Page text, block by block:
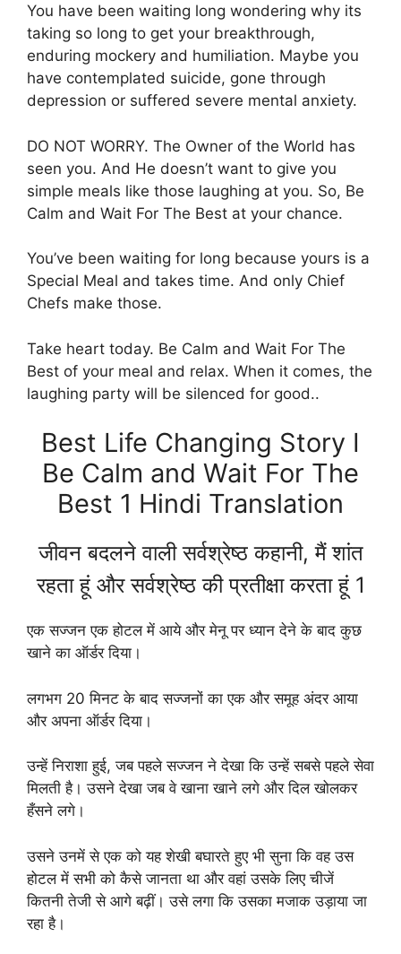
You have been waiting long wondering why its
taking so long to get your breakthrough,
enduring mockery and humiliation. Maybe you
have contemplated suicide, gone through
depression or suffered severe mental anxiety.
DO NOT WORRY. The Owner of the World has
seen you. And He doesn’t want to give you
simple meals like those laughing at you. So, Be
Calm and Wait For The Best at your chance.
You’ve been waiting for long because yours is a
Special Meal and takes time. And only Chief
Chefs make those.
Take heart today. Be Calm and Wait For The
Best of your meal and relax. When it comes, the
laughing party will be silenced for good..
Best Life Changing Story I
Be Calm and Wait For The
Best 1 Hindi Translation
जीवन बदलने वाली सर्वश्रेष्ठ कहानी, मैं शांत
रहता हूं और सर्वश्रेष्ठ की प्रतीक्षा करता हूं 1
एक सज्जन एक होटल में आये और मेनू पर ध्यान देने के बाद कुछ
खाने का ऑर्डर दिया।
लगभग 20 मिनट के बाद सज्जनों का एक और समूह अंदर आया
और अपना ऑर्डर दिया।
उन्हें निराशा हुई, जब पहले सज्जन ने देखा कि उन्हें सबसे पहले सेवा
मिलती है। उसने देखा जब वे खाना खाने लगे और दिल खोलकर
हँसने लगे।
उसने उनमें से एक को यह शेखी बघारते हुए भी सुना कि वह उस
होटल में सभी को कैसे जानता था और वहां उसके लिए चीजें
कितनी तेजी से आगे बढ़ीं। उसे लगा कि उसका मजाक उड़ाया जा
रहा है।